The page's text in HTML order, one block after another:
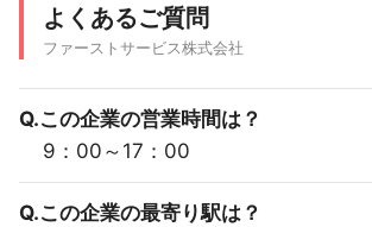
よくあるご質問
ファーストサービス株式会社
Q.この企業の営業時間は？
9：00～17：00
Q.この企業の最寄り駅は？